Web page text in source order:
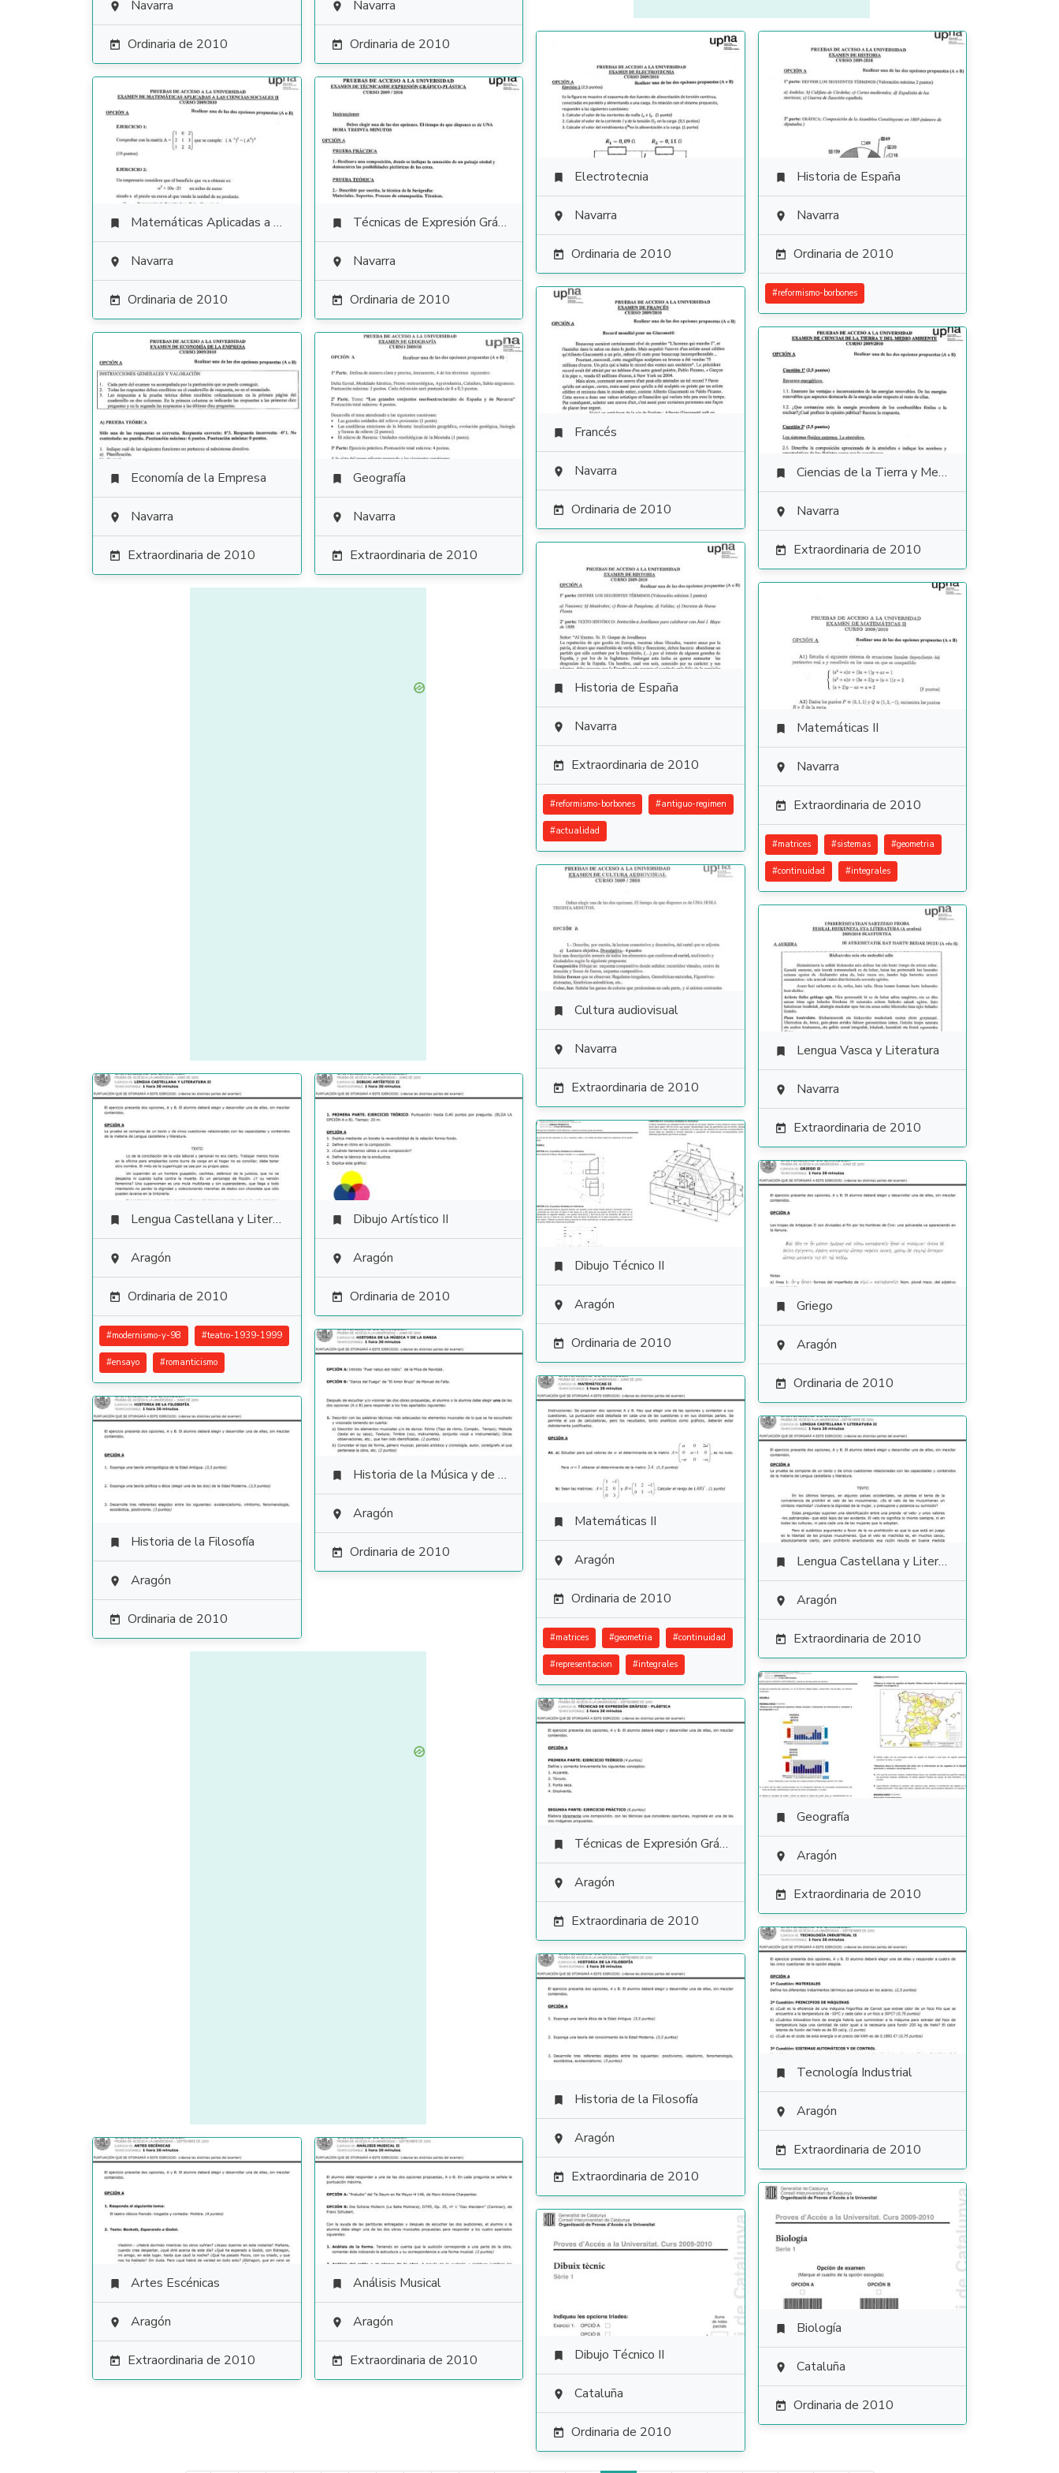
 Navarra
 Ordinaria de 2010
 Navarra
 Ordinaria de 2010
 Electrotecnia
 Navarra
 Ordinaria de 2010
 Historia de España
 Navarra
 Ordinaria de 2010
#reformismo-borbones
 Matemáticas Aplicadas a las Ciencias Sociales
 Navarra
 Ordinaria de 2010
 Técnicas de Expresión Gráfico Plástica
 Navarra
 Ordinaria de 2010
 Francés
 Navarra
 Ordinaria de 2010
 Ciencias de la Tierra y Medioambientales
 Navarra
 Extraordinaria de 2010
 Economía de la Empresa
 Navarra
 Extraordinaria de 2010
 Geografía
 Navarra
 Extraordinaria de 2010
 Historia de España
 Navarra
 Extraordinaria de 2010
#reformismo-borbones #antiguo-regimen
#actualidad
 Matemáticas II
 Navarra
 Extraordinaria de 2010
#matrices #sistemas #geometria
#continuidad #integrales
 Cultura audiovisual
 Navarra
 Extraordinaria de 2010
 Lengua Vasca y Literatura
 Navarra
 Extraordinaria de 2010
 Lengua Castellana y Literatura
 Aragón
 Ordinaria de 2010
#modernismo-y-98 #teatro-1939-1999
#ensayo #romanticismo
 Dibujo Artístico II
 Aragón
 Ordinaria de 2010
 Dibujo Técnico II
 Aragón
 Ordinaria de 2010
 Griego
 Aragón
 Ordinaria de 2010
 Historia de la Música y de la Danza
 Aragón
 Ordinaria de 2010
 Matemáticas II
 Aragón
 Ordinaria de 2010
#matrices #geometria #continuidad
#representacion #integrales
 Historia de la Filosofía
 Aragón
 Ordinaria de 2010
 Lengua Castellana y Literatura
 Aragón
 Extraordinaria de 2010
 Geografía
 Aragón
 Extraordinaria de 2010
 Técnicas de Expresión Gráfico Plástica
 Aragón
 Extraordinaria de 2010
 Tecnología Industrial
 Aragón
 Extraordinaria de 2010
 Historia de la Filosofía
 Aragón
 Extraordinaria de 2010
 Artes Escénicas
 Aragón
 Extraordinaria de 2010
 Análisis Musical
 Aragón
 Extraordinaria de 2010
 Biología
 Cataluña
 Ordinaria de 2010
 Dibujo Técnico II
 Cataluña
 Ordinaria de 2010